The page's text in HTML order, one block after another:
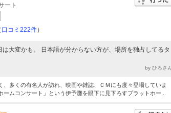
ート
口コミ222件）
大変かも。 日本語が分からない方が、場所を独占してるタ
by ひろさん
、多くの有名人が訪れ、映画や雑誌、ＣＭにも度々登場していま
ムコンサート」という伊予灘を眼下に見下ろすプラットホー...